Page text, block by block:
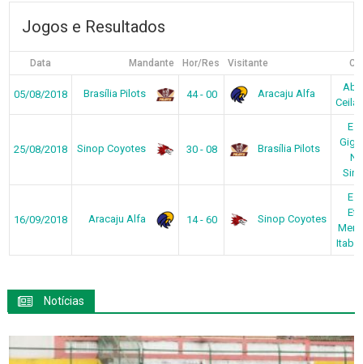
Jogos e Resultados
Data Mandante Hor/Res Visitante
05/08/2018 Brasília Pilots 44 - 00 Aracaju Alfa
25/08/2018 Sinop Coyotes 30 - 08 Brasília Pilots
16/09/2018 Aracaju Alfa 14 - 60 Sinop Coyotes
Notícias